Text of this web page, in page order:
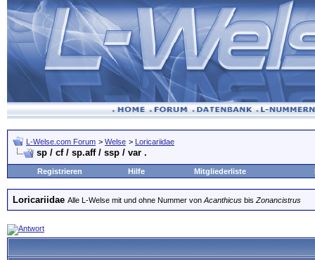
L-Welse.com Forum > Welse > Loricariidae
sp / cf / sp.aff / ssp / var .
Registrieren Hilfe Mitgliederliste
Loricariidae Alle L-Welse mit und ohne Nummer von Acanthicus bis Zonancistrus